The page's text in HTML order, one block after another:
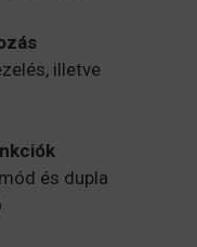
illetve
és dupla